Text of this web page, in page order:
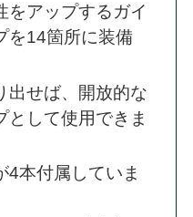
をアップするガイ
を14箇所に装備
出せば、開放的な
として使用できま
4本付属していま